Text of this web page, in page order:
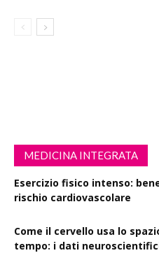
MEDICINA INTEGRATA
Esercizio fisico intenso:
rischio cardiovascolare
Come il cervello usa lo
tempo: i dati